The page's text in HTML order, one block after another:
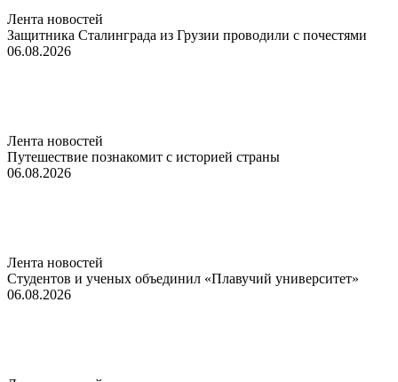
Лента новостей
Защитника Сталинграда из Грузии проводили с почестями
06.08.2026
Лента новостей
Путешествие познакомит с историей страны
06.08.2026
Лента новостей
Студентов и ученых объединил «Плавучий университет»
06.08.2026